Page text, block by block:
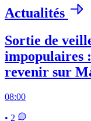
Actualités
Sortie de
impopulaires
revenir sur
08:00
• 2